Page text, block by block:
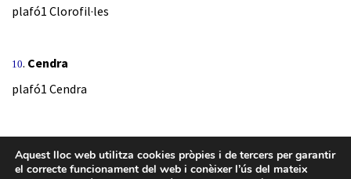
plafó1 Clorofil·les
10. Cendra
plafó1 Cendra
Aquest lloc web utilitza cookies pròpies i de tercers per garantir
el correcte funcionament del web i conèixer l’ús del mateix